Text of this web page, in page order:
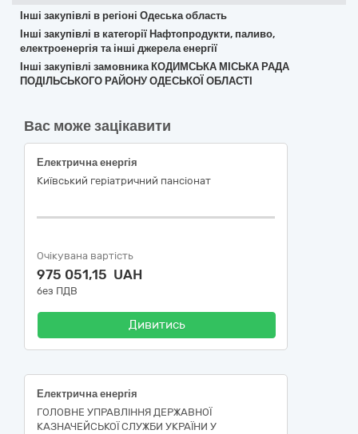
Інші закупівлі в регіоні Одеська область
Інші закупівлі в категорії Нафтопродукти, паливо,
електроенергія та інші джерела енергії
Інші закупівлі замовника КОДИМСЬКА МІСЬКА РАДА
ПОДІЛЬСЬКОГО РАЙОНУ ОДЕСЬКОЇ ОБЛАСТІ
Вас може зацікавити
Електрична енергія
Київський геріатричний пансіонат
Очікувана вартість
975 051,15 UAH
без ПДВ
Дивитись
Електрична енергія
ГОЛОВНЕ УПРАВЛІННЯ ДЕРЖАВНОЇ
КАЗНАЧЕЙСЬКОЇ СЛУЖБИ УКРАЇНИ У